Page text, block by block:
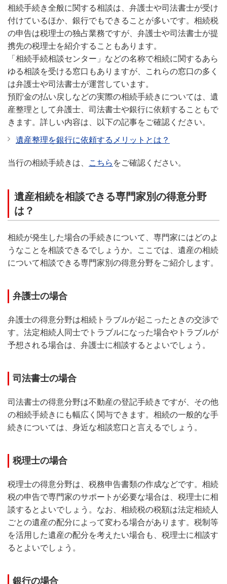
相続手続き全般に関する相談は、弁護士や司法書士が受け
付けているほか、銀行でもできることが多いです。相続税
の申告は税理士の独占業務ですが、弁護士や司法書士が提
携先の税理士を紹介することもあります。
「相続手続相談センター」などの名称で相続に関するあら
ゆる相談を受ける窓口もありますが、これらの窓口の多く
は弁護士や司法書士が運営しています。
預貯金の払い戻しなどの実際の相続手続きについては、遺
産整理として弁護士、司法書士や銀行に依頼することもで
きます。詳しい内容は、以下の記事をご確認ください。
遺産整理を銀行に依頼するメリットとは？
当行の相続手続きは、 こちら をご確認ください。
遺産相続を相談できる専門家別の得意分野
は？
相続が発生した場合の手続きについて、専門家にはどのよ
うなことを相談できるでしょうか。ここでは、遺産の相続
について相談できる専門家別の得意分野をご紹介します。
弁護士の場合
弁護士の得意分野は相続トラブルが起こったときの交渉で
す。法定相続人同士でトラブルになった場合やトラブルが
予想される場合は、弁護士に相談するとよいでしょう。
司法書士の場合
司法書士の得意分野は不動産の登記手続きですが、その他
の相続手続きにも幅広く関与できます。相続の一般的な手
続きについては、身近な相談窓口と言えるでしょう。
税理士の場合
税理士の得意分野は、税務申告書類の作成などです。相続
税の申告で専門家のサポートが必要な場合は、税理士に相
談するとよいでしょう。なお、相続税の税額は法定相続人
ごとの遺産の配分によって変わる場合があります。税制等
を活用した遺産の配分を考えたい場合も、税理士に相談す
るとよいでしょう。
銀行の場合